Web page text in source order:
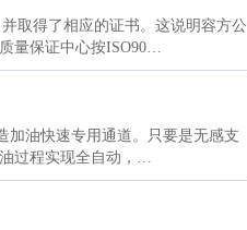
取得了相应的证书。这说明容方公
量保证中心按ISO90…
加油快速专用通道。只要是无感支
过程实现全自动，…